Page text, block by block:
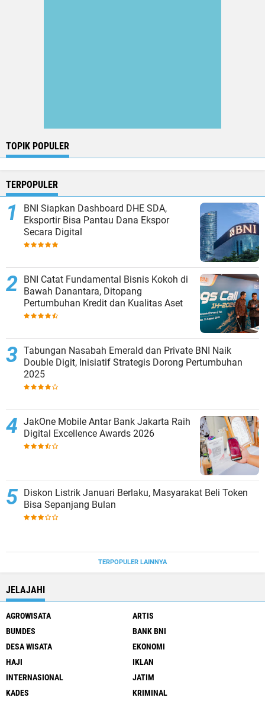
TOPIK POPULER
TERPOPULER
BNI Siapkan Dashboard DHE SDA,
Eksportir Bisa Pantau Dana Ekspor
Secara Digital
BNI Catat Fundamental Bisnis Kokoh di
Bawah Danantara, Ditopang
Pertumbuhan Kredit dan Kualitas Aset
Tabungan Nasabah Emerald dan Private BNI Naik
Double Digit, Inisiatif Strategis Dorong Pertumbuhan
2025
JakOne Mobile Antar Bank Jakarta Raih
Digital Excellence Awards 2026
Diskon Listrik Januari Berlaku, Masyarakat Beli Token
Bisa Sepanjang Bulan
TERPOPULER LAINNYA
JELAJAHI
AGROWISATA
ARTIS
BUMDES
BANK BNI
DESA WISATA
EKONOMI
HAJI
IKLAN
INTERNASIONAL
JATIM
KADES
KRIMINAL